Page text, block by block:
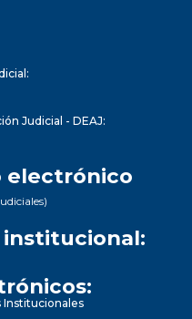
Judicial - DEAJ:
electrónico